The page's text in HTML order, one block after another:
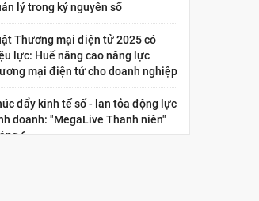
lý trong kỷ nguyên số
Thương mại điện tử 2025 có
lực: Huế nâng cao năng lực
mại điện tử cho doanh nghiệp
đẩy kinh tế số - lan tỏa động lực
doanh: "MegaLive Thanh niên"
6